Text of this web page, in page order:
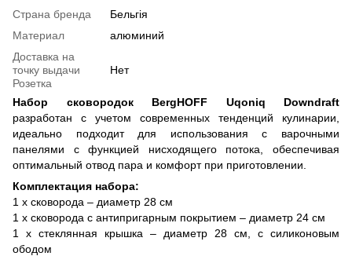
Страна бренда
Бельгія
Материал
алюминий
Доставка на
точку выдачи
Розетка
Нет
Набор сковородок BergHOFF Uqoniq Downdraft
разработан с учетом современных тенденций кулинарии,
идеально подходит для использования с варочными
панелями с функцией нисходящего потока, обеспечивая
оптимальный отвод пара и комфорт при приготовлении.
Комплектация набора:
1 х сковорода – диаметр 28 см
1 х сковорода с антипригарным покрытием – диаметр 24 см
1 х стеклянная крышка – диаметр 28 см, с силиконовым
ободом